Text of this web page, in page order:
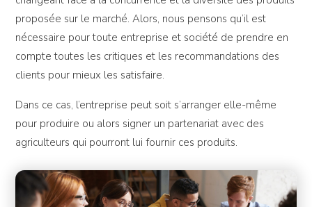
proposée sur le marché. Alors, nous pensons qu’il est
nécessaire pour toute entreprise et société de prendre en
compte toutes les critiques et les recommandations des
clients pour mieux les satisfaire.
Dans ce cas, l’entreprise peut soit s’arranger elle-même
pour produire ou alors signer un partenariat avec des
agriculteurs qui pourront lui fournir ces produits.